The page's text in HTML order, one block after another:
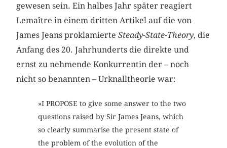
gewesen sein. Ein halbes Jahr später reagiert
Lemaître in einem dritten Artikel auf die von
James Jeans proklamierteSteady-State-Theory, die
Anfang des 20. Jahrhunderts die direkte und
ernst zu nehmende Konkurrentin der – noch
nicht so benannten – Urknalltheorie war:
»I PROPOSE to give some answer to the two
questions raised by Sir James Jeans, which
so clearly summarise the present state of
the problem of the evolution of the